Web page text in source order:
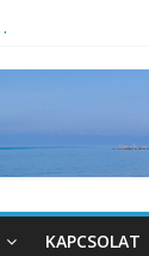
KAPCSOLAT